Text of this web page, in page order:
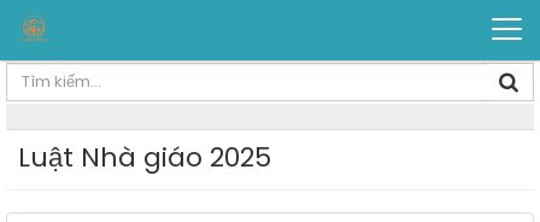
Luật Nhà giáo 2025